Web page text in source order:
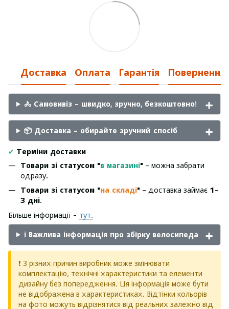
Доставка Оплата Гарантія Повернення
🚴 Самовивіз – швидко, зручно, безкоштовно!
📦 Доставка – обирайте зручний спосіб
✔ Терміни доставки
Товари зі статусом "в магазині" – можна забрати
одразу.
Товари зі статусом "на складі" – доставка займає 1-
3 дні.
Більше інформації - тут.
ℹ️ Важлива інформація про збірку велосипеда
❗ З різних причин виробник може змінювати
комплектацію, технічні характеристики та елементи
дизайну без попередження. Ця інформація може бути
не відображена в характеристиках. Відтінки кольорів
на фото можуть відрізнятися від реальних залежно від